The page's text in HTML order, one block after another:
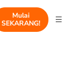
Mulai
SEKARANG!